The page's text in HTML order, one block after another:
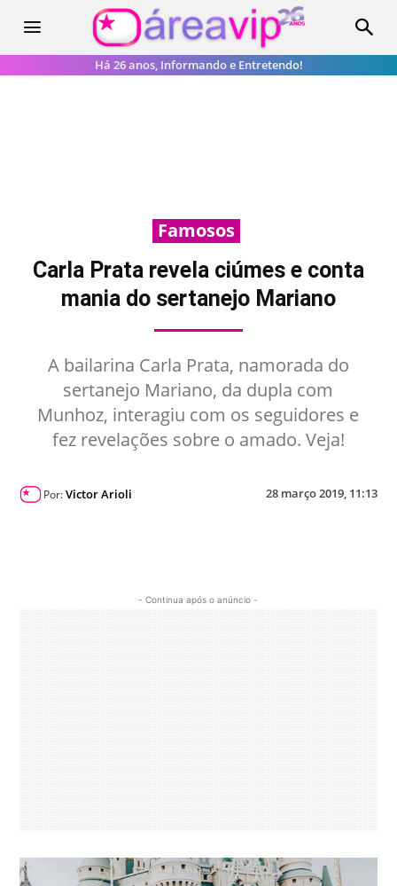
Há 26 anos, Informando e Entretendo!
Famosos
Carla Prata revela ciúmes e conta
mania do sertanejo Mariano
A bailarina Carla Prata, namorada do
sertanejo Mariano, da dupla com
Munhoz, interagiu com os seguidores e
fez revelações sobre o amado. Veja!
Por:Victor Arioli 28 março 2019, 11:13
- Continua após o anúncio -